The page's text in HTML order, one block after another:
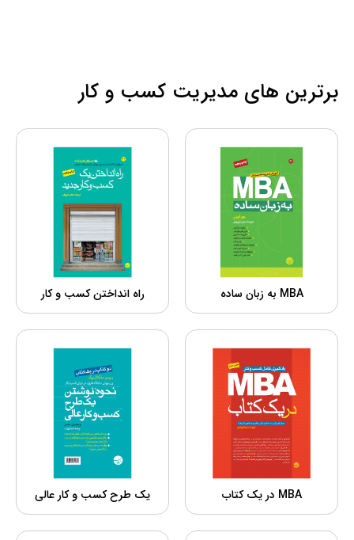
برترین های مدیریت کسب و کار
MBA به زبان ساده راه انداختن کسب و کار
MBA در یک کتاب یک طرح کسب و کار عالی